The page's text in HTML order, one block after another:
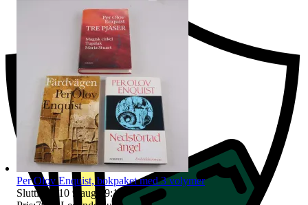
Per Olov Enquist, bokpaket med 3 volymer
Sluttid
19:10 9 aug 19:10